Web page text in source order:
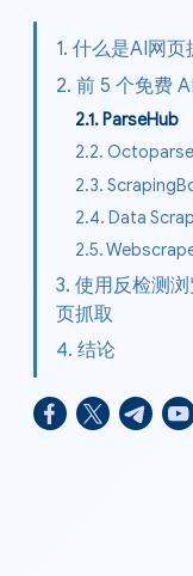
1. 什么是AI网页
2. 前 5 个免费
2.1. ParseHub
2.2. Octoparse
2.3.
2.4. Data
2.5.
3. 使用反检测
页抓取
4. 结论